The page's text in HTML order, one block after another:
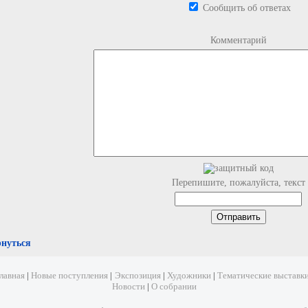
Сообщить об ответах
Комментарий
Перепишите, пожалуйста, текст
Новые поступления Экспозиция Художники
Тематические
Новости| О собрании